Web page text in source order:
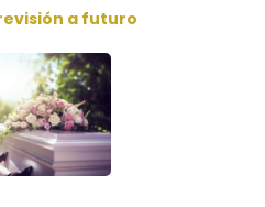
a futuro